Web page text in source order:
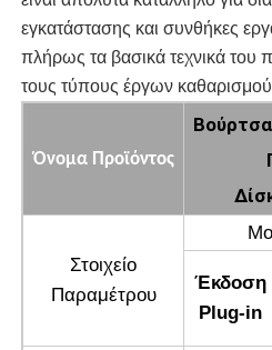
εγκατάστασης και συνθήκες
πλήρως τα βασικά τεχνικά του
τους τύπους έργων
Όνομα Προϊόντος
Στοιχείο
Παραμέτρου
Έκδοση
Plug-in